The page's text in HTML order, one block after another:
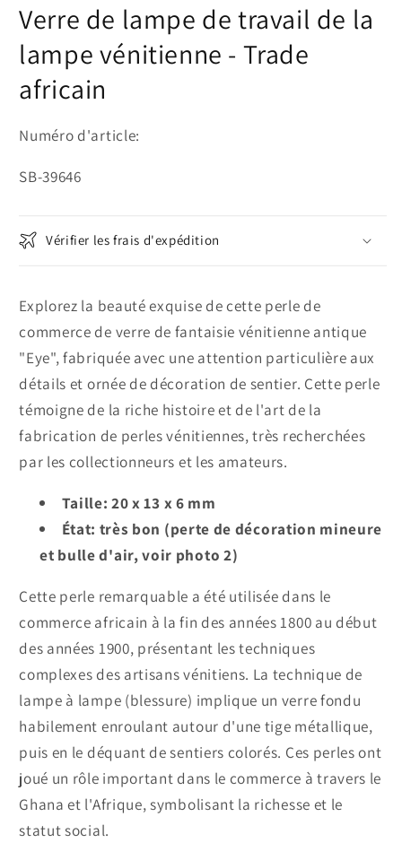
Verre de lampe de travail de la
lampe vénitienne - Trade
africain
Numéro d'article:
SKU:
SB-39646
Vérifier les frais d'expédition
Explorez la beauté exquise de cette perle de
commerce de verre de fantaisie vénitienne antique
"Eye", fabriquée avec une attention particulière aux
détails et ornée de décoration de sentier. Cette perle
témoigne de la riche histoire et de l'art de la
fabrication de perles vénitiennes, très recherchées
par les collectionneurs et les amateurs.
Taille: 20 x 13 x 6 mm
État: très bon (perte de décoration mineure
et bulle d'air, voir photo 2)
Cette perle remarquable a été utilisée dans le
commerce africain à la fin des années 1800 au début
des années 1900, présentant les techniques
complexes des artisans vénitiens. La technique de
lampe à lampe (blessure) implique un verre fondu
habilement enroulant autour d'une tige métallique,
puis en le déquant de sentiers colorés. Ces perles ont
joué un rôle important dans le commerce à travers le
Ghana et l'Afrique, symbolisant la richesse et le
statut social.